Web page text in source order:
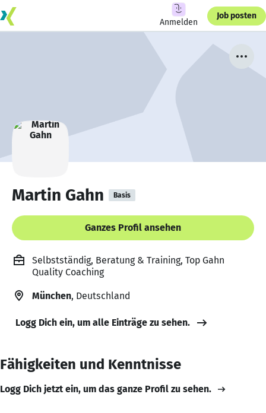
Anmelden
Job posten
Martin Gahn Basis
Ganzes Profil ansehen
Selbstständig, Beratung & Training, Top Gahn
Quality Coaching
München, Deutschland
Logg Dich ein, um alle Einträge zu sehen.
Fähigkeiten und Kenntnisse
Logg Dich jetzt ein, um das ganze Profil zu sehen.